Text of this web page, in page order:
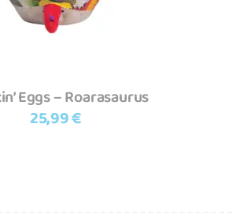
Eggs – Roarasaurus
25,99€